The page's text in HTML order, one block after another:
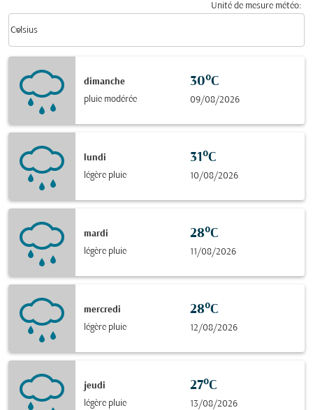
Unité de mesure météo:
Celsius
keyboard_arrow_down
dimanche
pluie modérée
30°C
09/08/2026
lundi
légère pluie
31°C
10/08/2026
mardi
légère pluie
28°C
11/08/2026
mercredi
légère pluie
28°C
12/08/2026
jeudi
légère pluie
27°C
13/08/2026